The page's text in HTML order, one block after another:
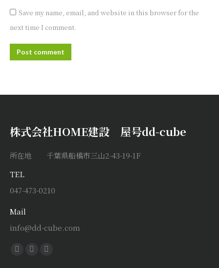
Save my name, email, and website in this browser for the
next time I comment.
Post comment
株式会社HOME建設 屋号dd-cube
所在地 千葉県船橋市三山2-43-19-1F
TEL
047-473-0210
Mail
info@dd-cube.com
Find us on:
Facebook
X
Instagram